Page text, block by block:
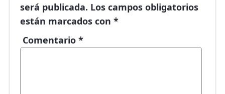
será publicada. Los campos obligatorios
están marcados con *
Comentario *